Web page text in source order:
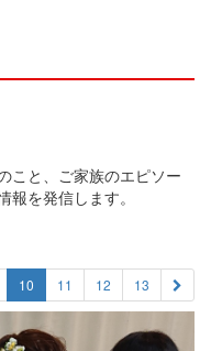
こと、ご家族のエピソー
報を発信します。
10 11 12 13